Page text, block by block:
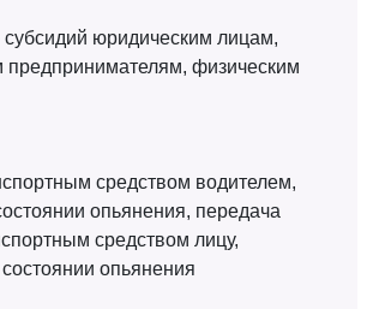
юридическим лицам,
предпринимателям, физическим
средством водителем,
опьянения, передача
средством лицу,
опьянения